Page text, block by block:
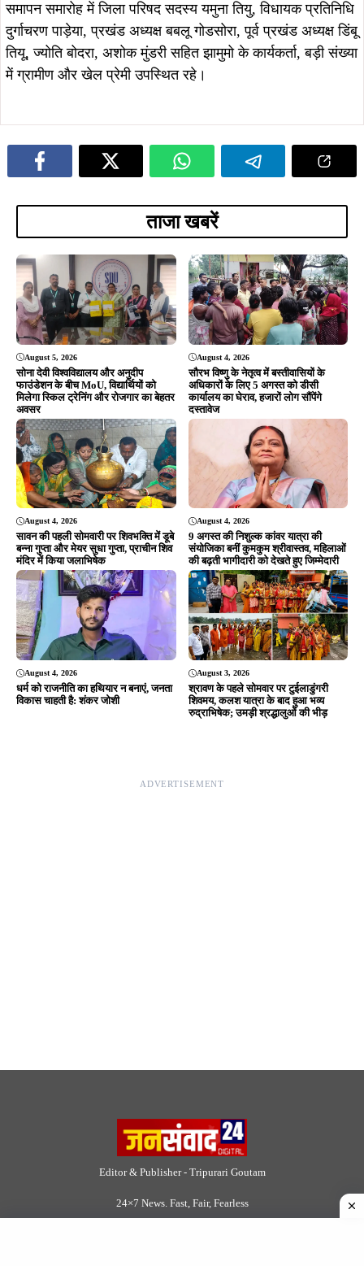
समापन समारोह में जिला परिषद सदस्य यमुना तियु, विधायक प्रतिनिधि
दुर्गाचरण पाड़ेया, प्रखंड अध्यक्ष बबलू गोडसोरा, पूर्व प्रखंड अध्यक्ष डिंबू
तियू, ज्योति बोदरा, अशोक मुंडरी सहित झामुमो के कार्यकर्ता, बड़ी संख्या
में ग्रामीण और खेल प्रेमी उपस्थित रहे।
ताजा खबरें
August 5, 2026
सोना देवी विश्वविद्यालय और अनुदीप
फाउंडेशन के बीच MoU, विद्यार्थियों को
मिलेगा स्किल ट्रेनिंग और रोजगार का बेहतर
अवसर
August 4, 2026
सौरभ विष्णु के नेतृत्व में बस्तीवासियों के
अधिकारों के लिए 5 अगस्त को डीसी
कार्यालय का घेराव, हजारों लोग सौंपेंगे
दस्तावेज
August 4, 2026
सावन की पहली सोमवारी पर शिवभक्ति में डूबे
बन्ना गुप्ता और मेयर सुधा गुप्ता, प्राचीन शिव
मंदिर में किया जलाभिषेक
August 4, 2026
9 अगस्त की निशुल्क कांवर यात्रा की
संयोजिका बनीं कुमकुम श्रीवास्तव, महिलाओं
की बढ़ती भागीदारी को देखते हुए जिम्मेदारी
August 4, 2026
धर्म को राजनीति का हथियार न बनाएं, जनता
विकास चाहती है: शंकर जोशी
August 3, 2026
श्रावण के पहले सोमवार पर टुईलाडुंगरी
शिवमय, कलश यात्रा के बाद हुआ भव्य
रुद्राभिषेक; उमड़ी श्रद्धालुओं की भीड़
ADVERTISEMENT
Editor & Publisher - Tripurari Goutam
24×7 News. Fast, Fair, Fearless